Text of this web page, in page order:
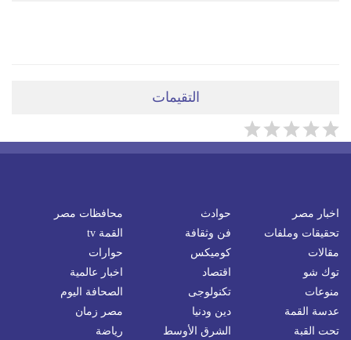
التقيمات
اخبار مصر حوادث
محافظات مصر
تحقيقات وملفات
فن وثقافة
القمة tv
مقالات
كوميكس
حوارات
توك شو
اقتصاد
اخبار عالمية
منوعات
تكنولوجى
الصحافة اليوم
عدسة القمة
دين ودنيا
مصر زمان
تحت القبة
الشرق الأوسط رياضة